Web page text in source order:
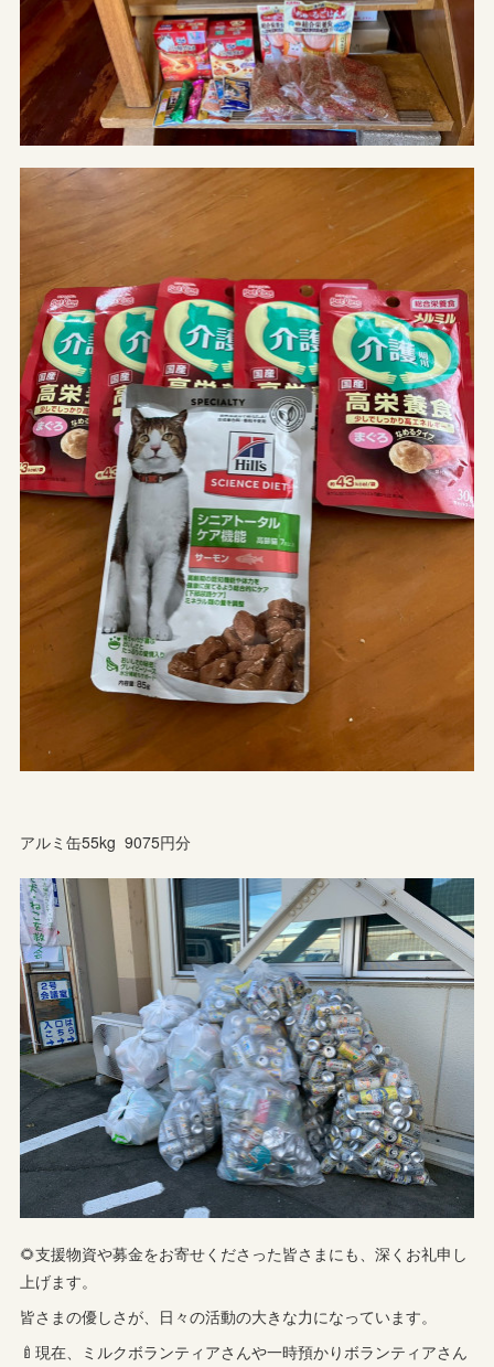
アルミ缶55kg 9075円分
🌻支援物資や募金をお寄せくださった皆さまにも、深くお礼申し
上げます。
皆さまの優しさが、日々の活動の大きな力になっています。
🍼現在、ミルクボランティアさんや一時預かりボランティアさん